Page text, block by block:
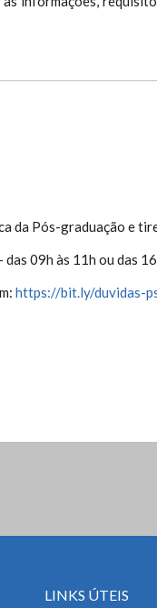
da Pós-graduação e
09h às 11h ou das
https://bit.ly/duvidas-
LINKS ÚTEIS